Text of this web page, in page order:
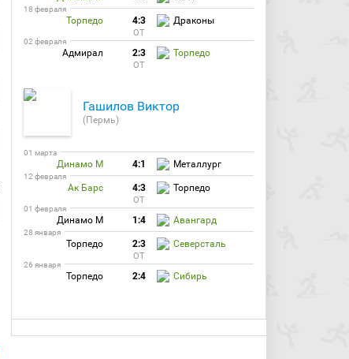
18 февраля
Торпедо 4:3 Драконы
ОТ
02 февраля
Адмирал 2:3 Торпедо
ОТ
Гашилов Виктор
(Пермь)
01 марта
Динамо М 4:1 Металлург
12 февраля
Ак Барс 4:3 Торпедо
ОТ
01 февраля
Динамо М 1:4 Авангард
28 января
Торпедо 2:3 Северсталь
ОТ
26 января
Торпедо 2:4 Сибирь